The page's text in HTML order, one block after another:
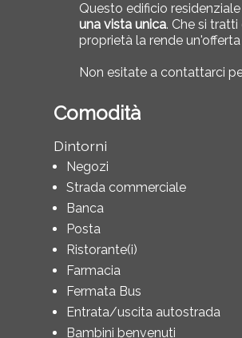
Questo edificio
una vista unica. Che si tratti
proprietà la rende
Non esitate a contattarci
Comodità
Dintorni
Negozi
Strada commerciale
Banca
Posta
Ristorante(i)
Farmacia
Fermata Bus
Entrata/uscita autostrada
Bambini benvenuti